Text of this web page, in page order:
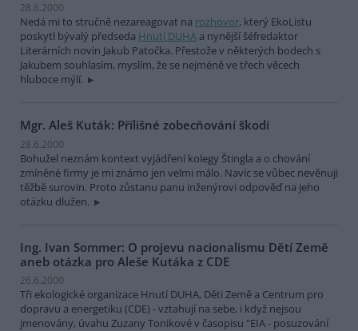
28.6.2000
Nedá mi to stručně nezareagovat na rozhovor, který EkoListu
poskytl bývalý předseda Hnutí DUHA a nynější šéfredaktor
Literárních novin Jakub Patočka. Přestože v některých bodech s
Jakubem souhlasím, myslím, že se nejméně ve třech věcech
hluboce mýlí.
Mgr. Aleš Kuták: Přílišné zobecňování škodí
28.6.2000
Bohužel neznám kontext vyjádření kolegy Štingla a o chování
zmíněné firmy je mi známo jen velmi málo. Navíc se vůbec nevěnuji
těžbě surovin. Proto zůstanu panu inženýrovi odpověď na jeho
otázku dlužen.
Ing. Ivan Sommer: O projevu nacionalismu Dětí Země
aneb otázka pro Aleše Kutáka z CDE
26.6.2000
Tři ekologické organizace Hnutí DUHA, Děti Země a Centrum pro
dopravu a energetiku (CDE) - vztahují na sebe, i když nejsou
jmenovány, úvahu Zuzany Tonikové v časopisu "EIA - posuzování